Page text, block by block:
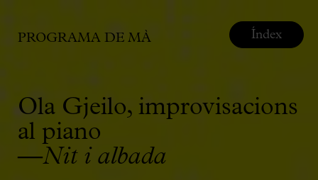
PROGRAMA DE MÀ
Ola Gjeilo, improvisacions
al piano
—Nit i albada
Índex